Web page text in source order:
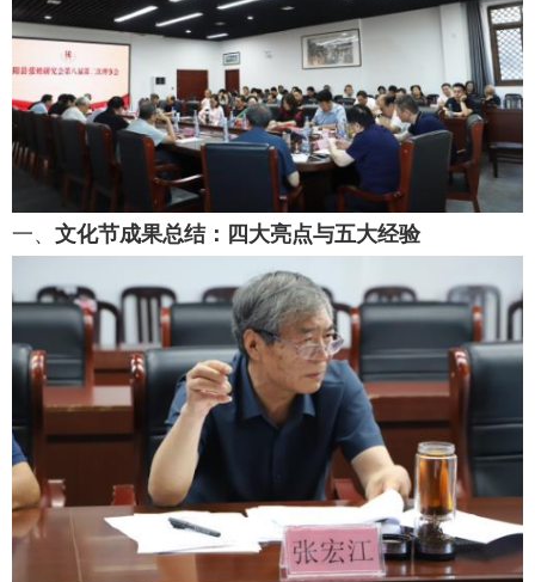
一、 文化节成果总结：四大亮点与五大经验